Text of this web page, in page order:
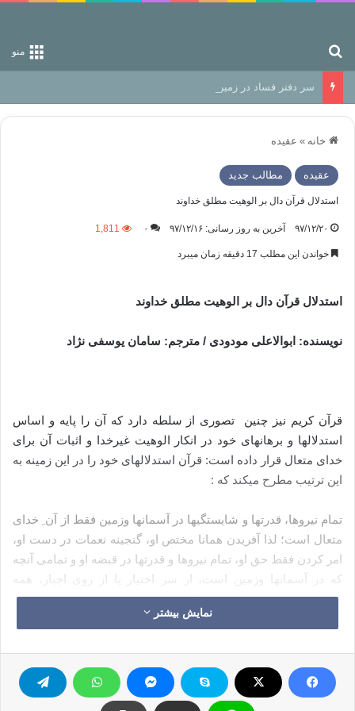
منو
سر دفتر فساد در زمین‌، دوری وکناره‌گیری از راه خداست‌!
خانه » عقیده
عقیده مطالب جدید
استدلال قرآن دال بر الوهیت مطلق خداوند
۹۷/۱۲/۲۰ آخرین به روز رسانی: ۹۷/۱۲/۱۶ ۰ 1,811
خواندن این مطلب 17 دقیقه زمان میبرد
استدلال قرآن دال بر الوهیت مطلق خداوند
نویسنده: ابوالاعلی مودودی / مترجم: سامان یوسفی نژاد
قرآن کریم نیز چنین تصوری از سلطه دارد که آن را پایه و اساس
استدلال­ها و برهان­های خود در انکار الوهیت غیرخدا و اثبات آن برای
خدای متعال قرار داده است: قرآن استدلال­های خود را در این زمینه به
این ترتیب مطرح می­کند که :
تمام نیروها، قدرت­ها و شایستگی­ها در آسمان­ها وزمین فقط از آن ِ خدای
متعال است؛ لذا آفریدن همانا مختص او، گنجینه نعمات در دست او،
امر کردن فقط حق او، تمام نیروها و قدرتها در قبضه او و تمامی آنچه
که در آسمانها وزمین است، از سر اختیار یا از روی اجبار، همه
فرمانبردار و مطیع او هستند. غیر او بر هیچ چیز سلطه ای ندارد و این
فقط حکم اوست که در آسمانها و زمین جاری است. کسی هم به جز
باشد و یا اینکه در صدور حکم، شریک خدای بزرگ باشد. پس با این
توصیف، هیچ معبود به حقی جز او وجود ندارد.
نمایش بیشتر